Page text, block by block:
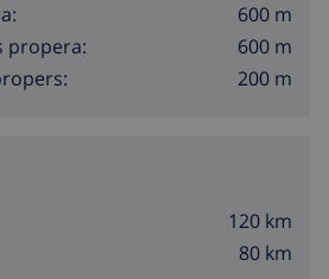
600 m
propera:
600 m
200 m
120 km
80 km